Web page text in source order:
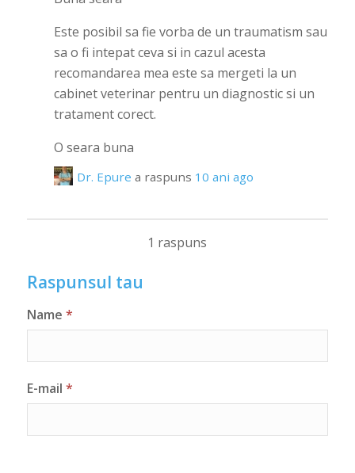
Este posibil sa fie vorba de un traumatism sau
sa o fi intepat ceva si in cazul acesta
recomandarea mea este sa mergeti la un
cabinet veterinar pentru un diagnostic si un
tratament corect.
O seara buna
Dr. Epure a raspuns 10 ani ago
1 raspuns
Raspunsul tau
Name *
E-mail *